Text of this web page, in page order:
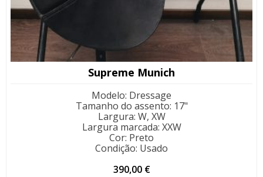
Supreme Munich
Modelo: Dressage
Tamanho do assento: 17"
Largura: W, XW
Largura marcada: XXW
Cor: Preto
Condição: Usado
390,00 €